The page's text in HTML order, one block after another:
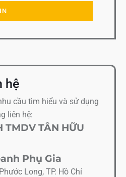
hệ
cầu tìm hiểu và sử dụng
liên hệ:
TMDV TÂN HỮU
Phụ Gia
Long, TP. Hồ Chí